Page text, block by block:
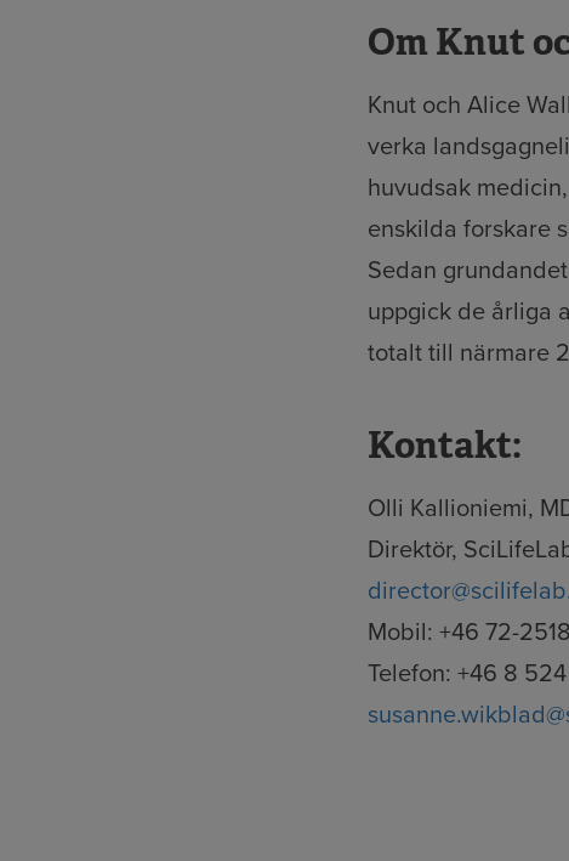
Om Knut
Knut och Alice
verka
huvudsak
enskilda forskare
Sedan
uppgick de årliga
totalt till närmare
Kontakt:
Olli Kallioniemi,
Direktör,
Mobil: +46 72-
Telefon: +46 8